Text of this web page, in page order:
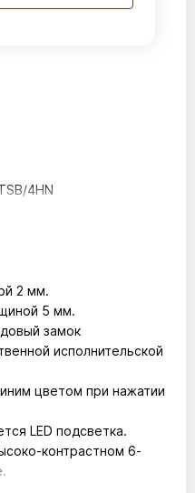
4HN
2 мм.
5 мм.
замок
исполнительской
цветом при нажатии
LED подсветка.
контрастном 6-